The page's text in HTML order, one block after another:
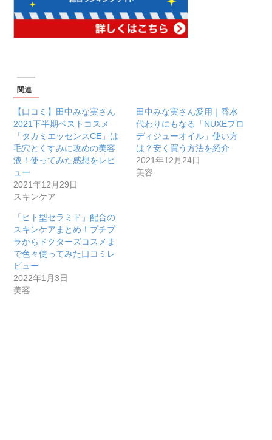
関連
【口コミ】田中みな実さん
2021下半期ベストコスメ
「タカミエッセンスCE」は
毛穴とくすみに攻めの美容
液！使ってみた感想をレビ
ュー
2021年12月29日
スキンケア
田中みな実さん愛用｜香水
代わりにもなる「NUXEプロ
ディジューオイル」使い方
は？安く買う方法を紹介
2021年12月24日
美容
「ヒト型セラミド」配合の
スキンケアまとめ！プチプ
ラからドクターズコスメま
で色々使ってみた口コミレ
ビュー
2022年1月3日
美容